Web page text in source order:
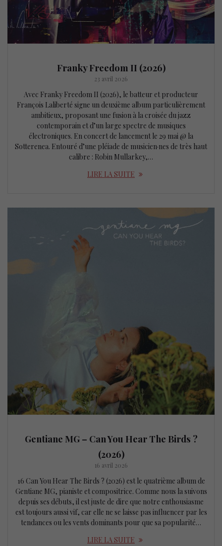
Franky Freedom II (2026)
23 avril 2026
Avec Franky Freedom II (2026), le batteur et producteur
François Laliberté signe un deuxième album particulièrement
ambitieux, proposant une fusion à la croisée du jazz
contemporain et d’un large spectre de musiques
électroniques. En concert de lancement le 29 mai @ la
Sotterenea. Entouré d’une pléiade de musicien·nes de très haut
calibre : Robin Mullarkey,…
LIRE LA SUITE
Gentiane MG – Can You Hear The Birds ?
(2026)
16 avril 2026
16 Can You Hear The Birds ? (2026) est le quatrième album de
Gentiane MG, pianiste et compositrice. Comme nous la suivons
depuis ses débuts, il est juste de dire que notre enthousiasme
est toujours aussi vif, car elle ne se laisse pas influencer par les
tendances ou les vents dominants pour que sa popularité…
LIRE LA SUITE